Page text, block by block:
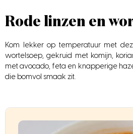
Rode linzen en
Kom lekker op temperatuur met
wortelsoep, gekruid met komijn,
met avocado, feta en knapperige
die bomvol smaak zit.